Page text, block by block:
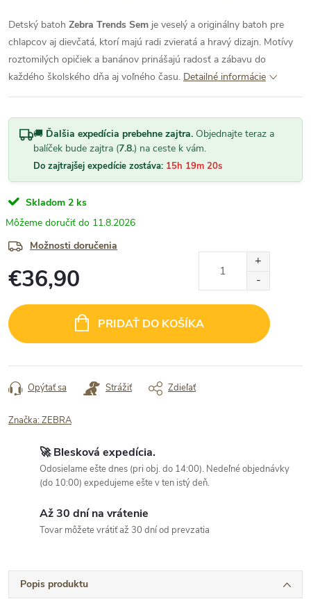
Detský batoh Zebra Trends Sem je veselý a originálny batoh pre
chlapcov aj dievčatá, ktorí majú radi zvieratá a hravý dizajn. Motívy
roztomilých opičiek a banánov prinášajú radosť a zábavu do
každého školského dňa aj voľného času. Detailné informácie
🚚 Ďalšia expedícia prebehne zajtra. Objednajte teraz a
balíček bude zajtra (7.8.) na ceste k vám.
Do zajtrajšej expedície zostáva: 15h 19m 19s
Skladom 2 ks
11.8.2026
Možnosti doručenia
€36,90
cena:
PRIDAŤ DO KOŠÍKA
Opýtať sa Strážiť Zdieľať
Značka:ZEBRA
🚀 Blesková expedícia.
Odosielame ešte dnes (pri obj. do 14:00). Nedeľné objednávky
(do 10:00) expedujeme ešte v ten istý deň.
Až 30 dní na vrátenie
Tovar môžete vrátiť až 30 dní od prevzatia
Popis produktu